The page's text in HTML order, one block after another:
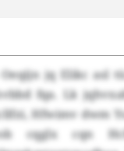
jq Elikc asl
fqa. Lk
Hfwimv dwm
cqglx cqn